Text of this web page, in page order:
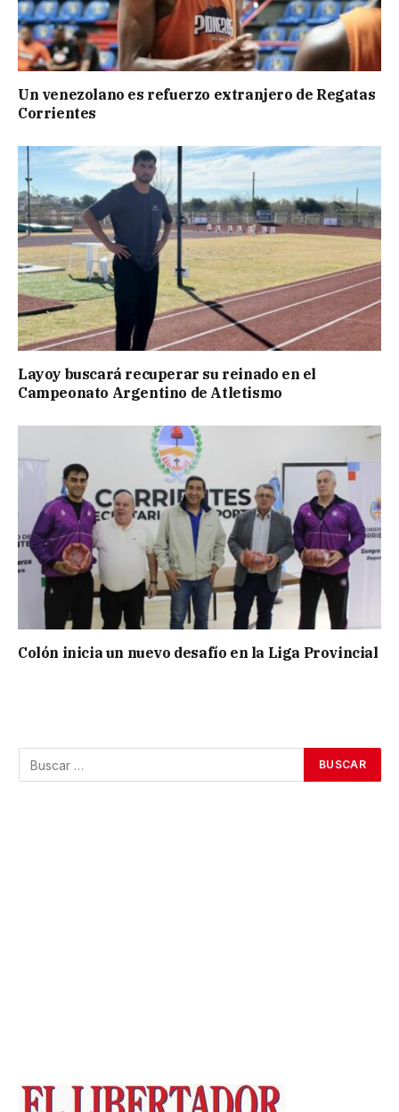
Un venezolano es refuerzo extranjero de Regatas
Corrientes
Layoy buscará recuperar su reinado en el
Campeonato Argentino de Atletismo
Colón inicia un nuevo desafío en la Liga Provincial